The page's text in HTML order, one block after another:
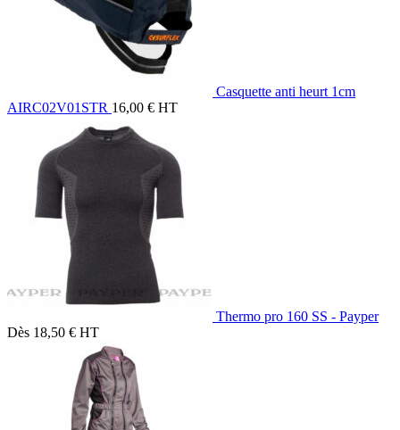
Casquette anti heurt 1cm
AIRC02V01STR 16,00 € HT
Thermo pro 160 SS - Payper
Dès 18,50 € HT